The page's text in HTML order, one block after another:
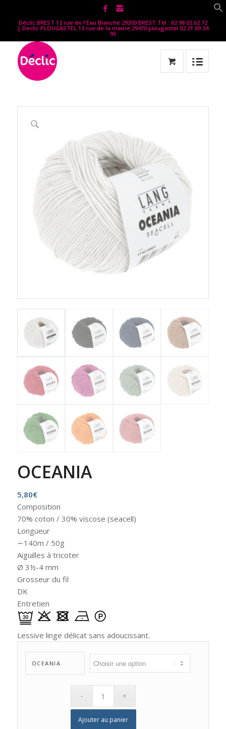
Déclic BREST 12 rue de l'Eau Blanche 29200 BREST Tél : 02 98 02 62 72
| Declic PLOUGASTEL 13 rue de la mairie 29470 plougastel 02 21 09 34
95
OCEANIA
5,80€
Composition
70% coton / 30% viscose (seacell)
Longueur
∼140m / 50g
Aiguilles à tricoter
Ø 3½-4 mm
Grosseur du fil
DK
Entretien
Lessive linge délicat sans adoucissant.
OCEANIA
Ajouter au panier